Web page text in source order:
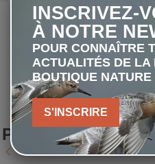
Matériau :Aluminium
Dimensions : L.14 x H.9 cm
Poids :50 gr
LES CLIENTS
PRODUIT ONT
Précédent
keyboard_arrow_left Suivant
keyboard_arrow_right
INSCRIVEZ-
À NOTRE
POUR CONNAÎTRE
ACTUALITÉS DE LA
BOUTIQUE NATURE
S'INSCRIRE